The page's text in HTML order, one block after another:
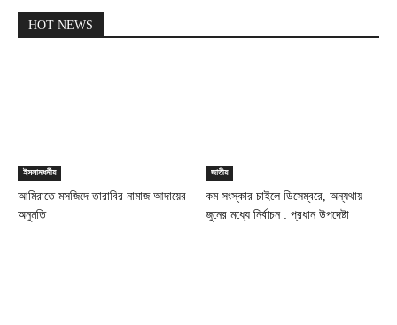
HOT NEWS
ইসলামধর্মীয়
আমিরাতে মসজিদে তারাবির নামাজ আদায়ের
অনুমতি
জাতীয়
কম সংস্কার চাইলে ডিসেম্বরে, অন্যথায়
জুনের মধ্যে নির্বাচন : প্রধান উপদেষ্টা